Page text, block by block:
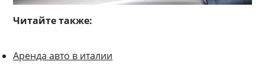
Читайте также:
Аренда авто в италии